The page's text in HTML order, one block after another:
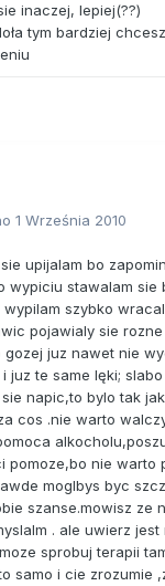
inaczej, lepiej(??)
tym bardziej
1 Września 2010
upijalam bo
wypiciu stawalam sie
szybko
pojawialy sie
gozej juz nawet nie
juz te same lęki;
napic,to bylo tak
cos .nie warto
pomoze,bo nie warto
moglbys byc
szanse.mowisz ze
. ale uwierz jest
sprobuj terapii
samo i cie zrozumie